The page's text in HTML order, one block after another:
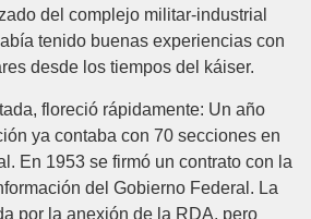
del complejo militar-industrial
tenido buenas experiencias con
desde los tiempos del káiser.
floreció rápidamente: Un año
ya contaba con 70 secciones en
En 1953 se firmó un contrato con la
del Gobierno Federal. La
por la anexión de la RDA, pero